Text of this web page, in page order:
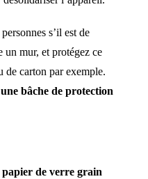
s’il est de
mur, et protégez ce
de carton par exemple.
bâche de protection
papier de verre grain